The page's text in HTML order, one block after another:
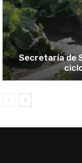
Secretaría de